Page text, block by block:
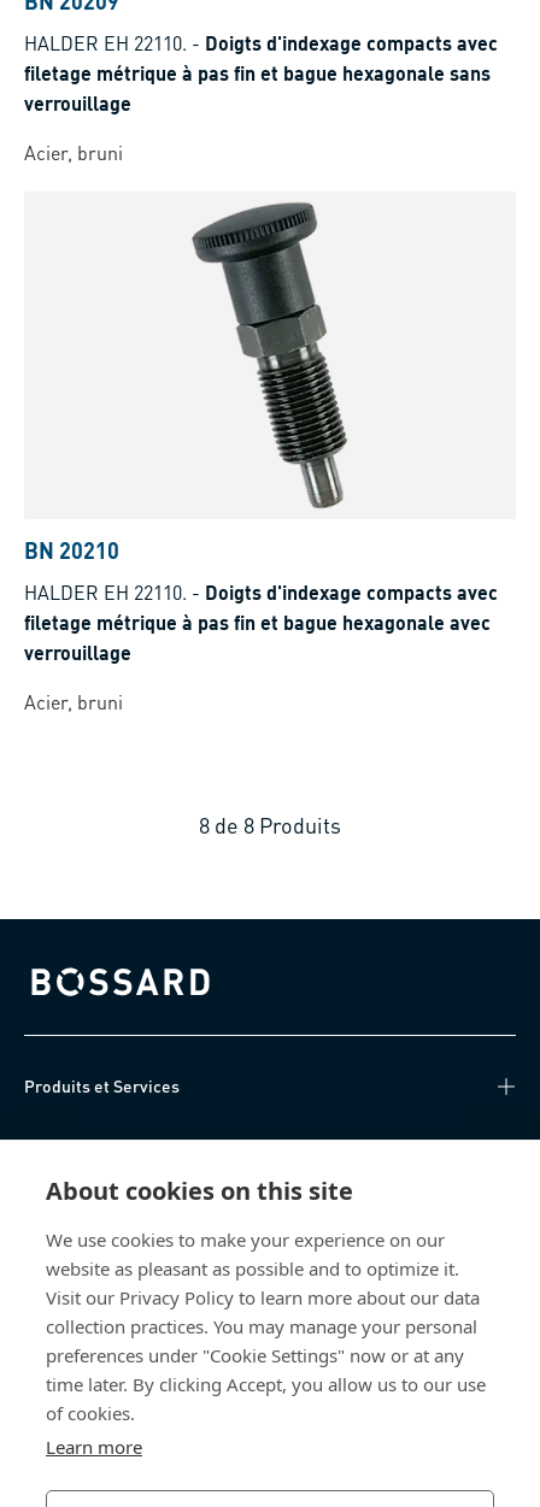
About cookies on this site
We use cookies to make your experience on our
website as pleasant as possible and to optimize it.
Visit our Privacy Policy to learn more about our data
collection practices. You may manage your personal
preferences under "Cookie Settings" now or at any
time later. By clicking Accept, you allow us to our use
of cookies.
Learn more
HALDER EH 22110. - Doigts d'indexage compacts avec
filetage métrique à pas fin et bague hexagonale sans
verrouillage
Acier, bruni
BN 20210
HALDER EH 22110. - Doigts d'indexage compacts avec
filetage métrique à pas fin et bague hexagonale avec
verrouillage
Acier, bruni
8 de 8 Produits
Bossard homepage
Produits et Services
Centre de connaissances
Qui sommes-nous
Bossard Suisse
Steinhauserstrasse 70
6301 Zug